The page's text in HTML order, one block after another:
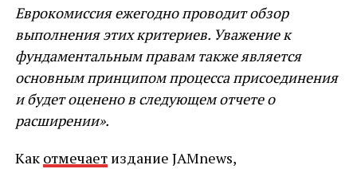
Еврокомиссия ежегодно проводит обзор
выполнения этих критериев. Уважение к
фундаментальным правам также является
основным принципом процесса присоединения
и будет оценено в следующем отчете о
расширении».
Как отмечаетиздание JAMnews,